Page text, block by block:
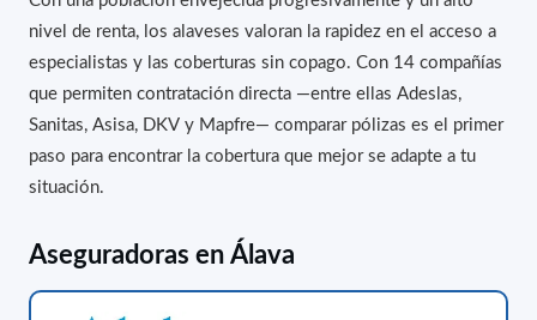
nivel de renta, los alaveses valoran la rapidez en el acceso a
especialistas y las coberturas sin copago. Con 14 compañías
que permiten contratación directa —entre ellas Adeslas,
Sanitas, Asisa, DKV y Mapfre— comparar pólizas es el primer
paso para encontrar la cobertura que mejor se adapte a tu
situación.
Aseguradoras en Álava